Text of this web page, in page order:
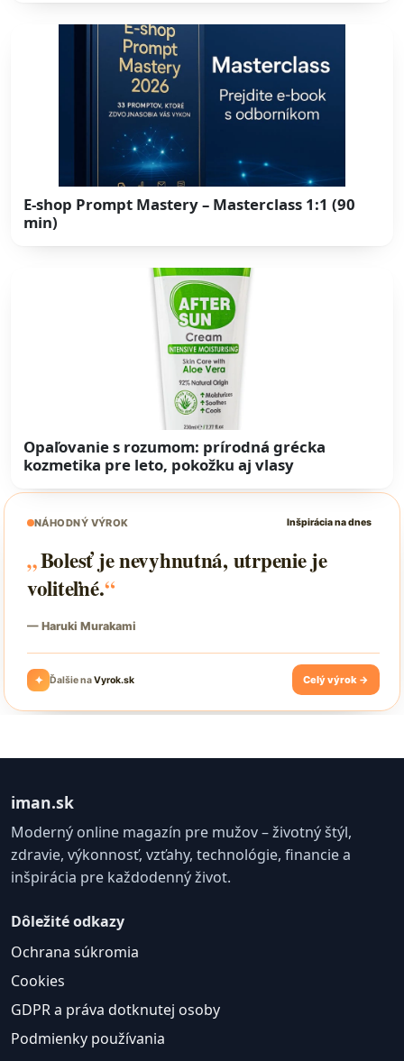
E-shop Prompt Mastery – Masterclass 1:1 (90
min)
Opaľovanie s rozumom: prírodná grécka
kozmetika pre leto, pokožku aj vlasy
iman.sk
Moderný online magazín pre mužov – životný štýl,
zdravie, výkonnosť, vzťahy, technológie, financie a
inšpirácia pre každodenný život.
Dôležité odkazy
Ochrana súkromia
Cookies
GDPR a práva dotknutej osoby
Podmienky používania